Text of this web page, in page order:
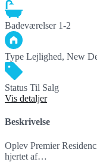
Badeværelser 1-2
Type Lejlighed, New
Status Til Salg
Vis detaljer
Beskrivelse
Oplev Premier
hjertet af…